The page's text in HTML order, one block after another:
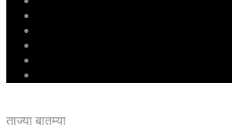
ताज्या बातम्या